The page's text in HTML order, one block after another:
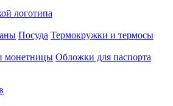
логотипа
Посуда Термокружки и термосы
монетницы Обложки для паспорта